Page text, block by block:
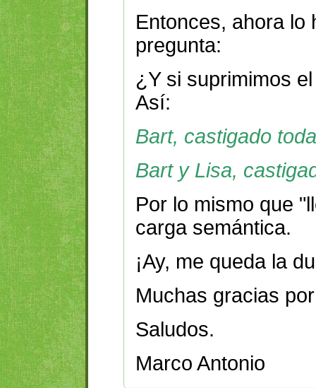
Entonces, ahora lo
pregunta:
¿Y si suprimimos
Así:
Bart, castigado
Bart y Lisa,
Por lo mismo que
carga semántica.
¡Ay, me queda la
Muchas gracias
Saludos.
Marco Antonio